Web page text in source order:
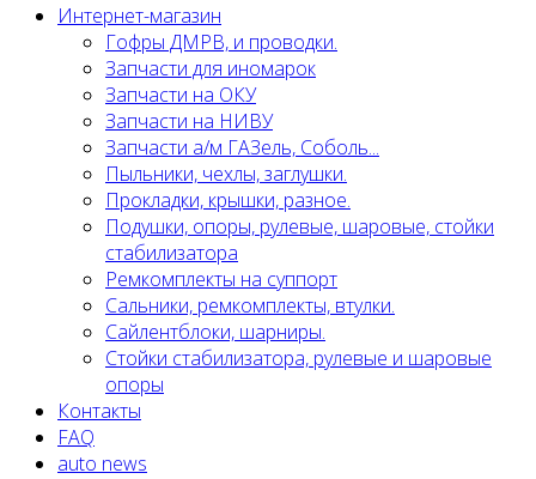
Интернет-магазин
Гофры ДМРВ, и проводки.
Запчасти для иномарок
Запчасти на ОКУ
Запчасти на НИВУ
Запчасти а/м ГАЗель, Соболь...
Пыльники, чехлы, заглушки.
Прокладки, крышки, разное.
Подушки, опоры, рулевые, шаровые, стойки
стабилизатора
Ремкомплекты на суппорт
Сальники, ремкомплекты, втулки.
Сайлентблоки, шарниры.
Стойки стабилизатора, рулевые и шаровые
опоры
Контакты
FAQ
auto news